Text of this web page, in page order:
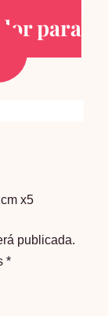
para
x5
publicada.
*